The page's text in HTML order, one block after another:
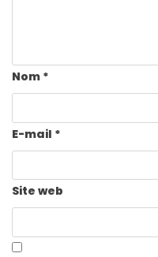
Nom *
E-mail *
Site web